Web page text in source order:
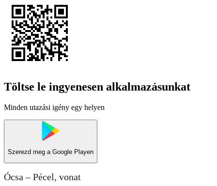
Töltse le ingyenesen alkalmazásunkat
Minden utazási igény egy helyen
Szerezd meg a Google Playen
Ócsa – Pécel, vonat